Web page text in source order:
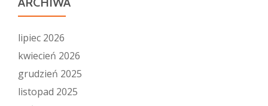
lipiec 2026
kwiecień 2026
grudzień 2025
listopad 2025